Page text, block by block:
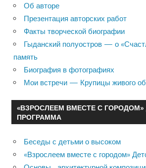
Об авторе
Презентация авторских работ
Факты творческой биографии
Гыданский полуостров — о
память
Биография в фотографиях
Мои встречи — Крупицы живого
«ВЗРОСЛЕЕМ ВМЕСТЕ С ГОРОДОМ»
ПРОГРАММА
Беседы с детьми о высоком
«Взрослеем вместе с городом»